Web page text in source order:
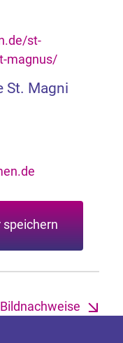
st-
magnus/
St. Magni
speichern
Bildnachweise